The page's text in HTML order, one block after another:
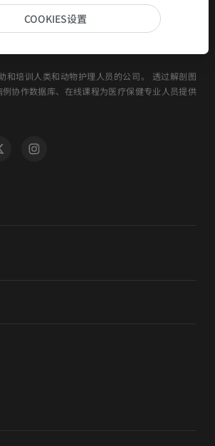
和培训人类和动物护理人员的公司。 透过解剖图
协作数据库、在线课程为医疗保健专业人员提供
COOKIES设置